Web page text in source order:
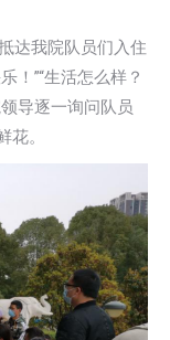
达我院队员们入住
！”“生活怎么样？
导逐一询问队员
。